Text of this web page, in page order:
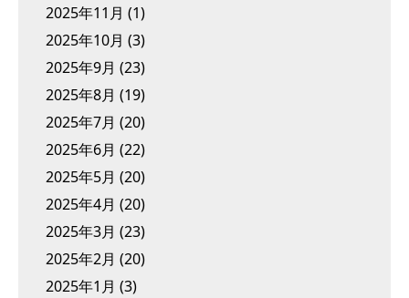
2025年11月 (1)
2025年10月 (3)
2025年9月 (23)
2025年8月 (19)
2025年7月 (20)
2025年6月 (22)
2025年5月 (20)
2025年4月 (20)
2025年3月 (23)
2025年2月 (20)
2025年1月 (3)